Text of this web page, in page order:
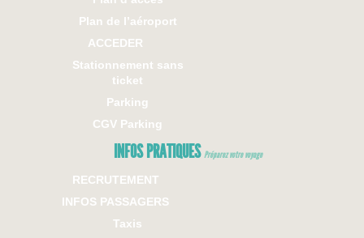
Plan de l’aéroport
ACCEDER
Stationnement sans
ticket
Parking
CGV Parking
INFOS PRATIQUES Préparez votre voyage
RECRUTEMENT
INFOS PASSAGERS
Taxis